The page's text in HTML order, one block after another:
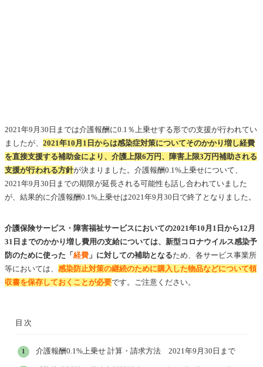
2021年9月30日までは介護報酬に0.1％上乗せする形での支援が行われてい
ましたが、 2021年10月1日からは感染症対策についてそのかかり増し経費
を直接支援する補助金により、介護上限6万円、障害上限3万円補助される
支援が行われる方針が決まりました。介護報酬0.1%上乗せについて、
2021年9月30日までの期限が延長される可能性も話し合われていました
が、結果的に介護報酬0.1%上乗せは2021年9月30日で終了となりました。
介護保険サービス・障害福祉サービスにおいての2021年10月1日から12月
31日までのかかり増し費用の支給については、新型コロナウイルス感染予
防のために使った「 経費 」に対しての補助となるため、各サービス事業所
等においては、 感染防止対策の継続のために購入した物品などについて領
収書を保存しておくことが必要です。ご注意ください。
目次
介護報酬0.1%上乗せ 計算・請求方法 2021年9月30日まで